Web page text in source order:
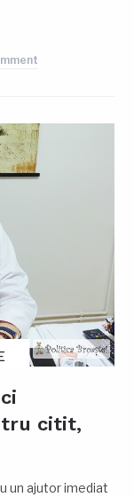
citit,
un ajutor imediat